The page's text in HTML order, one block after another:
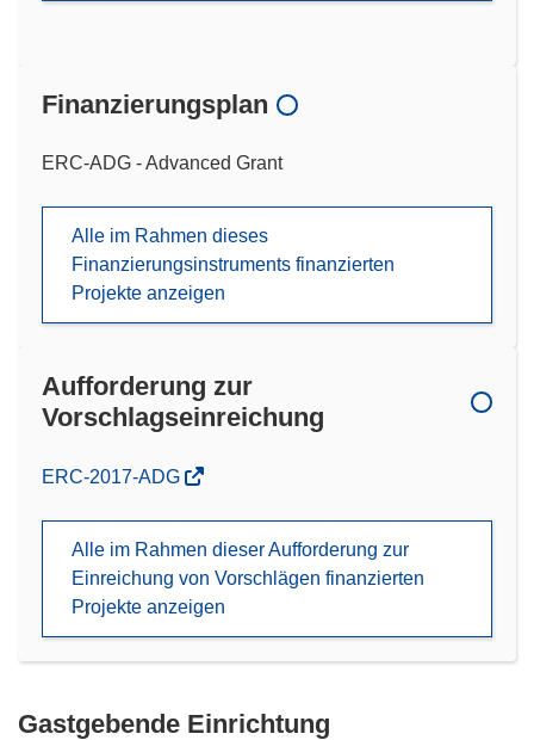
Finanzierungsplan
ERC-ADG - Advanced Grant
Alle im Rahmen dieses
Finanzierungsinstruments finanzierten
Projekte anzeigen
Aufforderung zur
Vorschlagseinreichung
(öffnet
Fenster)
ERC-2017-ADG
Alle im Rahmen dieser Aufforderung zur
Einreichung von Vorschlägen finanzierten
Projekte anzeigen
Gastgebende Einrichtung